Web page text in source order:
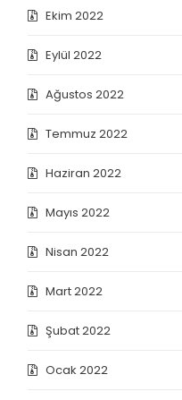
Ekim 2022
Eylül 2022
Ağustos 2022
Temmuz 2022
Haziran 2022
Mayıs 2022
Nisan 2022
Mart 2022
Şubat 2022
Ocak 2022